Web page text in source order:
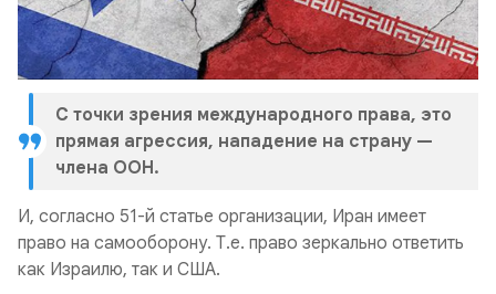
С точки зрения международного права, это
прямая агрессия, нападение на страну —
члена ООН.
И, согласно 51-й статье организации, Иран имеет
право на самооборону. Т.е. право зеркально ответить
как Израилю, так и США.